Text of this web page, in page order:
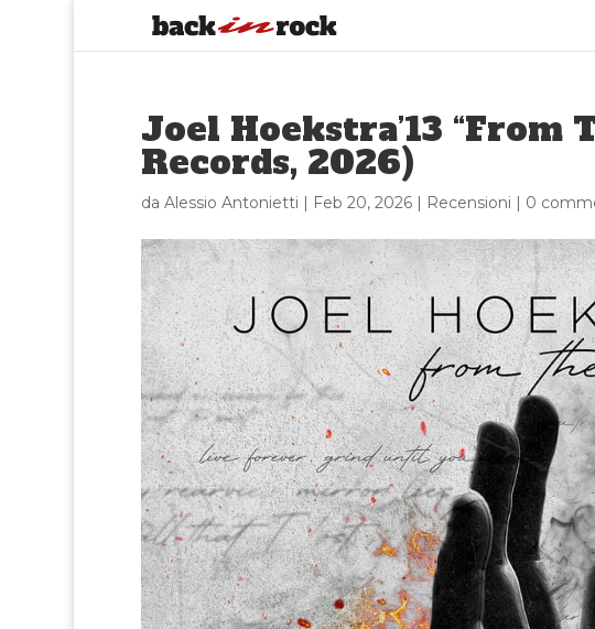
Joel Hoekstra’13 “From
Records, 2026)
da Alessio Antonietti | Feb 20, 2026| Recensioni | 0